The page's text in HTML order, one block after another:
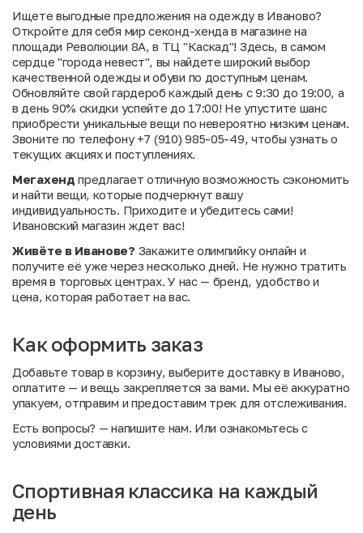
Ищете выгодные предложения на одежду в Иваново?
Откройте для себя мир секонд-хенда в магазине на
площади Революции 8А, в ТЦ "Каскад"! Здесь, в самом
сердце "города невест", вы найдете широкий выбор
качественной одежды и обуви по доступным ценам.
Обновляйте свой гардероб каждый день с 9:30 до 19:00, а
в день 90% скидки успейте до 17:00! Не упустите шанс
приобрести уникальные вещи по невероятно низким ценам.
Звоните по телефону +7 (910) 985-05-49, чтобы узнать о
текущих акциях и поступлениях.
Мегахенд предлагает отличную возможность сэкономить
и найти вещи, которые подчеркнут вашу
индивидуальность. Приходите и убедитесь сами!
Ивановский магазин ждет вас!
Живёте в Иванове? Закажите олимпийку онлайн и
получите её уже через несколько дней. Не нужно тратить
время в торговых центрах. У нас — бренд, удобство и
цена, которая работает на вас.
Как оформить заказ
Добавьте товар в корзину, выберите доставку в Иваново,
оплатите — и вещь закрепляется за вами. Мы её аккуратно
упакуем, отправим и предоставим трек для отслеживания.
Есть вопросы? — напишите нам. Или ознакомьтесь с
условиями доставки.
Спортивная классика на каждый
день